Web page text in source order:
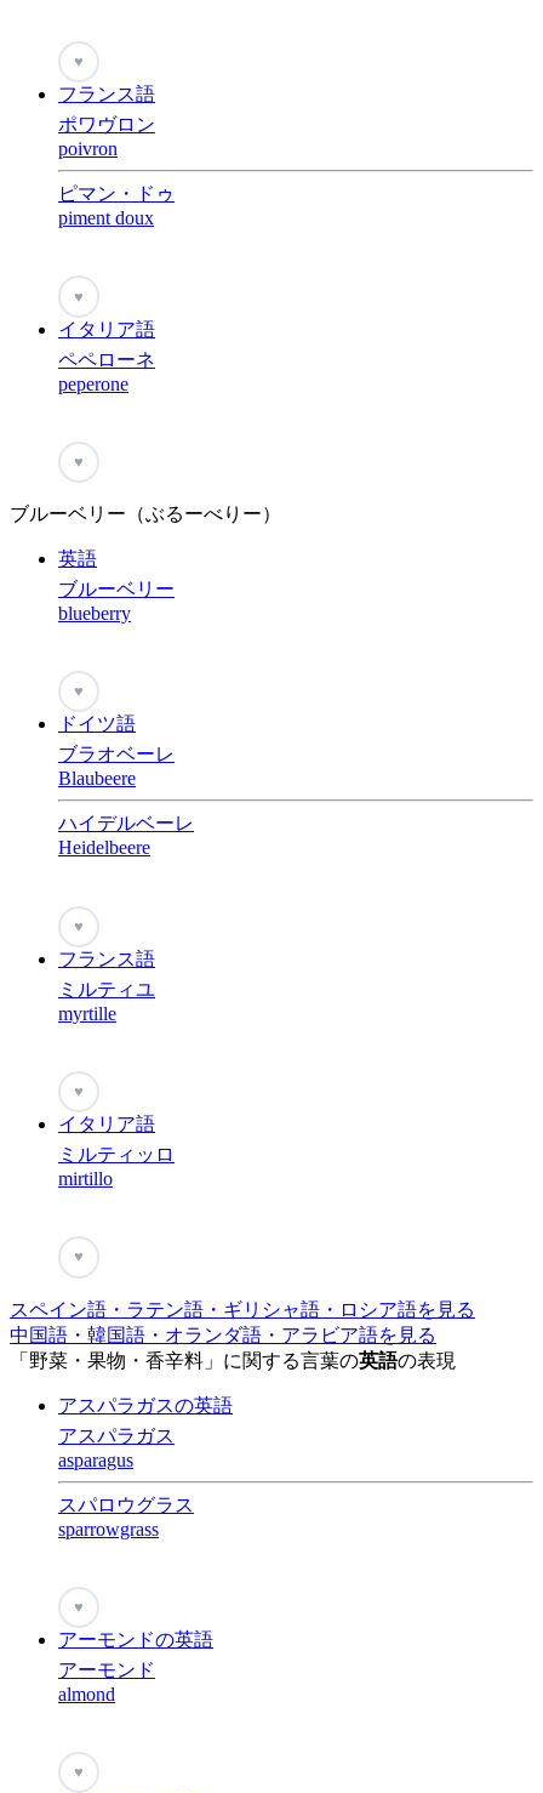
♥
フランス語
ポワヴロン
poivron
ピマン・ドゥ
piment doux
♥
イタリア語
ペペローネ
peperone
♥
ブルーベリー（ぶるーべりー）
英語
ブルーベリー
blueberry
♥
ドイツ語
ブラオベーレ
Blaubeere
ハイデルベーレ
Heidelbeere
♥
フランス語
ミルティユ
myrtille
♥
イタリア語
ミルティッロ
mirtillo
♥
スペイン語・ラテン語・ギリシャ語・ロシア語を見る
中国語・韓国語・オランダ語・アラビア語を見る
「野菜・果物・香辛料」に関する言葉の英語の表現
アスパラガスの英語
アスパラガス
asparagus
スパロウグラス
sparrowgrass
♥
アーモンドの英語
アーモンド
almond
♥